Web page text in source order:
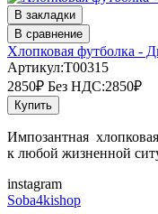
В закладки
В сравнение
Хлопковая футболка -
Артикул:T00315
2850₽ Без НДС:2850₽
Купить
Импозантная
к любой жизненной
instagram
Soba4kishop